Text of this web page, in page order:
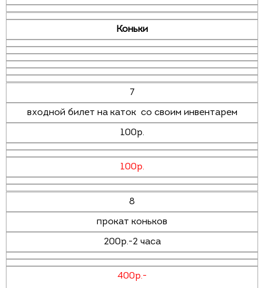
Коньки
7
входной билет на каток со своим инвентарем
100р.
100р.
8
прокат коньков
200р.-2 часа
400р.-